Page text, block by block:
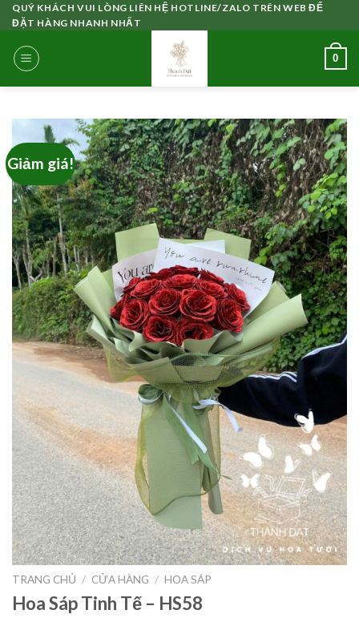
Skip
to
content
QUÝ KHÁCH VUI LÒNG LIÊN HỆ HOTLINE/ZALO TRÊN WEB ĐỂ
ĐẶT HÀNG NHANH NHẤT
0
Giảm giá!
TRANG CHỦ / CỬA HÀNG / HOA SÁP
Hoa Sáp Tinh Tế – HS58